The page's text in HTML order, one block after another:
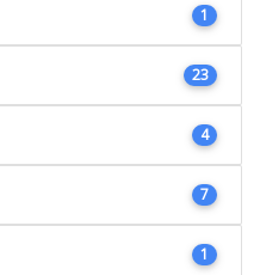
1
23
4
7
1